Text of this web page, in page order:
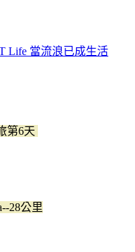
Life 當流浪已成生活
第6天
28公里